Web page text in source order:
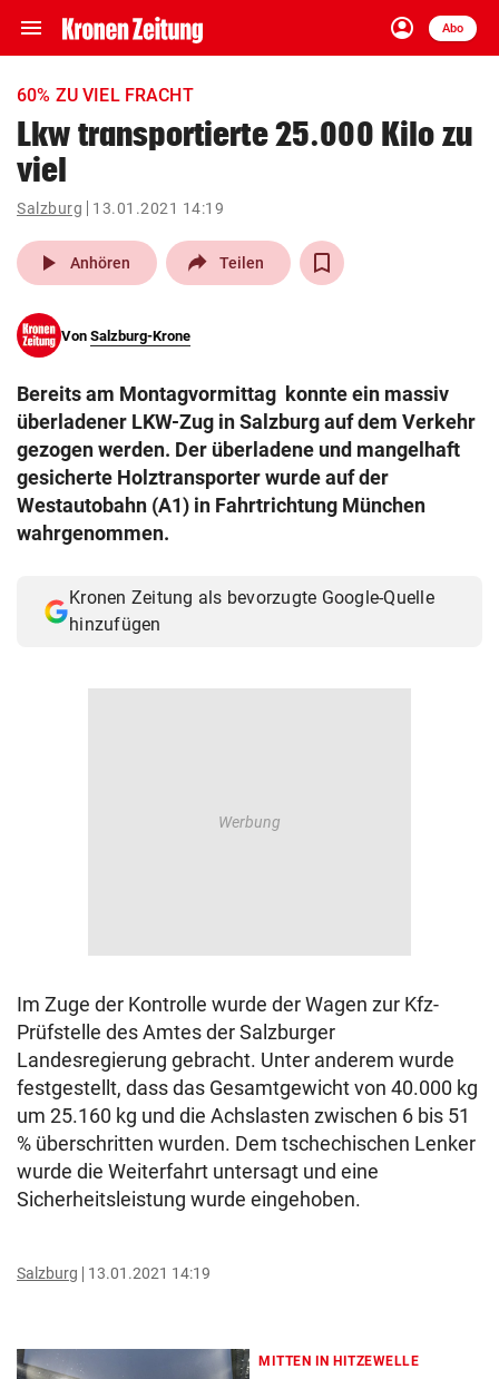
menu Navigation
ein-/ausklappen
account_circle
Anmelden
Abo
close Schließen
account_circle
pin_drop
Wien arrow_right
search
eingeben
© Krone Multimedia GmbH & Co KG 2026
Muthgasse 2, 1190 Wien
60% ZU VIEL FRACHT
Lkw transportierte 25.000 Kilo zu
viel
Salzburg 13.01.2021 14:19
play_arrow Anhören Teilen
Von Salzburg-Krone
Bereits am Montagvormittag konnte ein massiv
überladener LKW-Zug in Salzburg auf dem Verkehr
gezogen werden. Der überladene und mangelhaft
gesicherte Holztransporter wurde auf der
Westautobahn (A1) in Fahrtrichtung München
wahrgenommen.
Kronen Zeitung als bevorzugte Google-Quelle
hinzufügen
Im Zuge der Kontrolle wurde der Wagen zur Kfz-
Prüfstelle des Amtes der Salzburger
Landesregierung gebracht. Unter anderem wurde
festgestellt, dass das Gesamtgewicht von 40.000 kg
um 25.160 kg und die Achslasten zwischen 6 bis 51
% überschritten wurden. Dem tschechischen Lenker
wurde die Weiterfahrt untersagt und eine
Sicherheitsleistung wurde eingehoben.
Salzburg 13.01.2021 14:19
MITTEN IN HITZEWELLE